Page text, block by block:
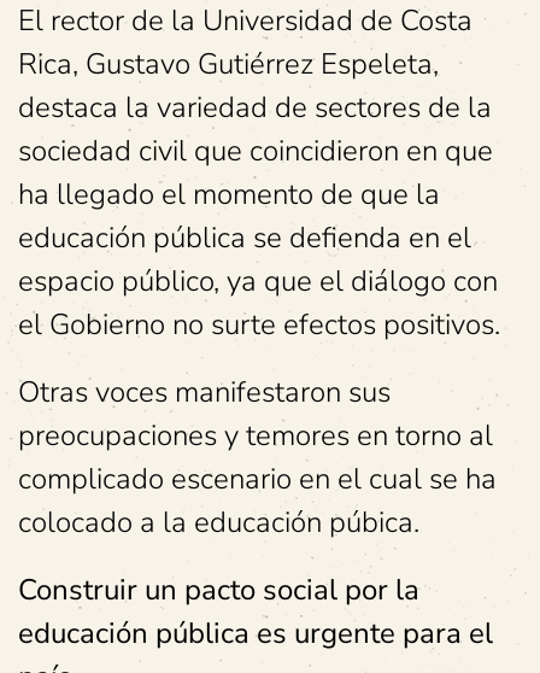
El rector de la Universidad de Costa
Rica, Gustavo Gutiérrez Espeleta,
destaca la variedad de sectores de la
sociedad civil que coincidieron en que
ha llegado el momento de que la
educación pública se defienda en el
espacio público, ya que el diálogo con
el Gobierno no surte efectos positivos.
Otras voces manifestaron sus
preocupaciones y temores en torno al
complicado escenario en el cual se ha
colocado a la educación púbica.
Construir un pacto social por la
educación pública es urgente para el